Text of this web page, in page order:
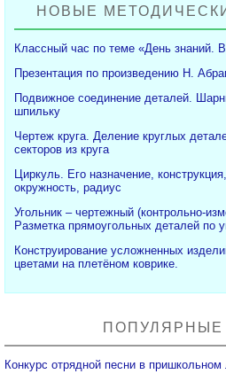
НОВЫЕ
Классный час по теме «День знаний.
Презентация по произведению Н.
Подвижное соединение деталей.
шпильку
Чертеж круга. Деление круглых
секторов из круга
Циркуль. Его назначение,
окружность, радиус
Угольник – чертежный (контрольно-
Разметка прямоугольных деталей по
Конструирование усложненных
цветами на плетёном коврике.
ПОПУЛЯРНЫЕ
Конкурс отрядной песни в пришкольном